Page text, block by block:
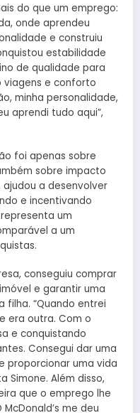
do que um emprego:
onde aprendeu
e construiu
estabilidade
de qualidade para
viagens e conforto
minha personalidade,
aprendi tudo aqui”,
foi apenas sobre
sobre impacto
ajudou a desenvolver
e incentivando
um
a um
conseguiu comprar
e garantir uma
filha. “Quando entrei
era outra. Com o
e conquistando
Consegui dar uma
proporcionar uma vida
Simone. Além disso,
que o emprego lhe
me deu